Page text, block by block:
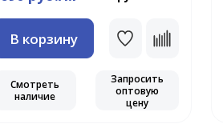
В корзину
Смотреть
наличие
Запросить
оптовую
цену